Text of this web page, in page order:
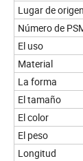
Lugar de origen
Número de
El uso
Material
La forma
El tamaño
El color
El peso
Longitud